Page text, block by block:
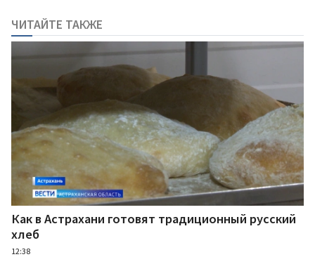
ЧИТАЙТЕ ТАКЖЕ
Как в Астрахани готовят традиционный русский
хлеб
12:38